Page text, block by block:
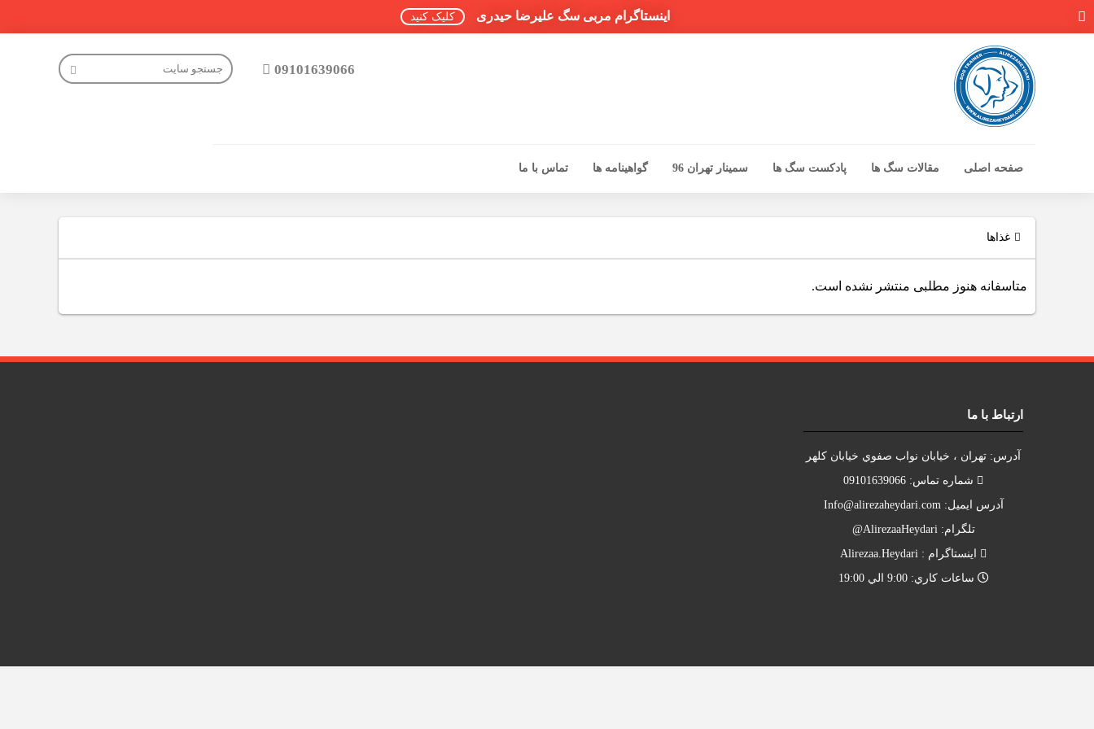
اینستاگرام مربی سگ علیرضا حیدری کلیک کنید
09101639066
صفحه اصلی مقالات سگ ها پادکست سگ ها سمینار تهران 96 گواهینامه ها تماس با ما
مقالات سگ ها
سمینار تهران 96
تماس با ما
غذاها
متاسفانه هنوز مطلبی منتشر نشده است.
ارتباط با ما
آدرس: تهران ، خيابان نواب صفوي خيابان کلهر
شماره تماس: 09101639066
آدرس ايميل:Info@alirezaheydari.com
تلگرام: AlirezaaHeydari@
اينستاگرام : Alirezaa.Heydari
ساعات کاري: 9:00 الي 19:00